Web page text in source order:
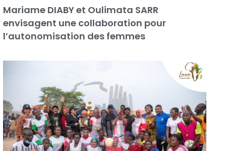
Mariame DIABY et Oulimata SARR
envisagent une collaboration pour
l’autonomisation des femmes